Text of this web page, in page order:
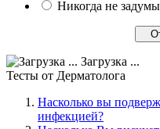
Никогда не
Загрузка ...
Тесты от Дерматолога
Насколько вы
инфекцией?